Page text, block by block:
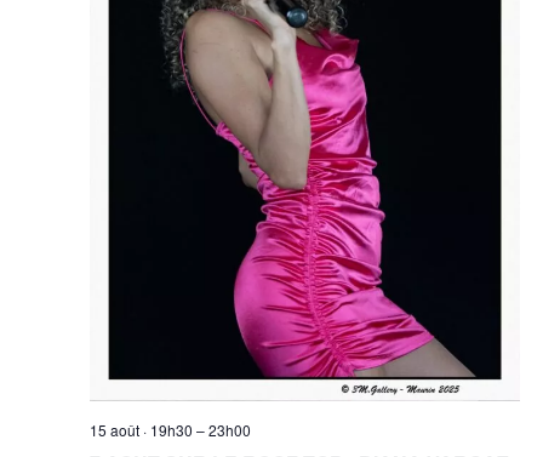
15 août · 19h30 –23h00